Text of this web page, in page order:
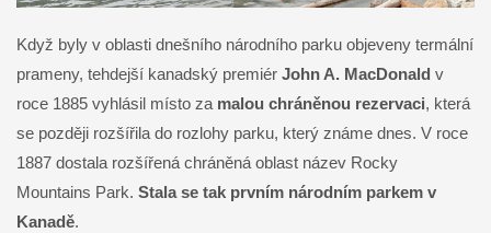
Když byly v oblasti dnešního národního parku objeveny termální
prameny, tehdejší kanadský premiér John A. MacDonald v
roce 1885 vyhlásil místo za malou chráněnou rezervaci, která
se později rozšířila do rozlohy parku, který známe dnes. V roce
1887 dostala rozšířená chráněná oblast název Rocky
Mountains Park. Stala se tak prvním národním parkem v
Kanadě.